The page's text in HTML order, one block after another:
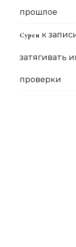
прошлое
Сурен к
затягивать
проверки